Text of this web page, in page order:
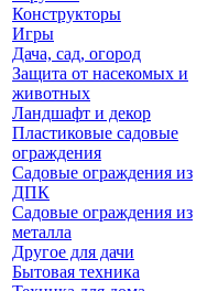
Конструкторы
Игры
Дача, сад, огород
Защита от насекомых и
животных
Ландшафт и декор
Пластиковые садовые
ограждения
Садовые ограждения из
ДПК
Садовые ограждения из
металла
Другое для дачи
Бытовая техника